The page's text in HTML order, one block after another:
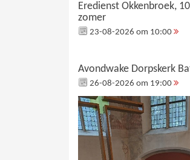
Eredienst Okkenbroek,
zomer
23-08-2026 om 10:00
Avondwake Dorpskerk
26-08-2026 om 19:00